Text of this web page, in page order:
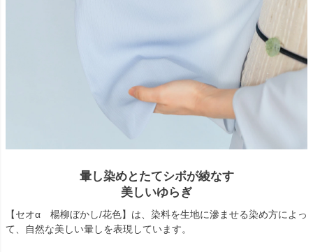
暈し染めとたてシボが綾なす
美しいゆらぎ
【セオα 楊柳ぼかし/花色】は、染料を生地に滲ませる染め方によっ
て、自然な美しい暈しを表現しています。